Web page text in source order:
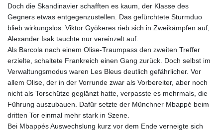
Doch die Skandinavier schafften es kaum, der Klasse des
Gegners etwas entgegenzustellen. Das gefürchtete Sturmduo
blieb wirkungslos: Viktor Gyökeres rieb sich in Zweikämpfen auf,
Alexander Isak tauchte nur vereinzelt auf.
Als Barcola nach einem Olise-Traumpass den zweiten Treffer
erzielte, schaltete Frankreich einen Gang zurück. Doch selbst im
Verwaltungsmodus waren Les Bleus deutlich gefährlicher. Vor
allem Olise, der in der Vorrunde zwar als Vorbereiter, aber noch
nicht als Torschütze geglänzt hatte, verpasste es mehrmals, die
Führung auszubauen. Dafür setzte der Münchner Mbappé beim
dritten Tor einmal mehr stark in Szene.
Bei Mbappés Auswechslung kurz vor dem Ende verneigte sich